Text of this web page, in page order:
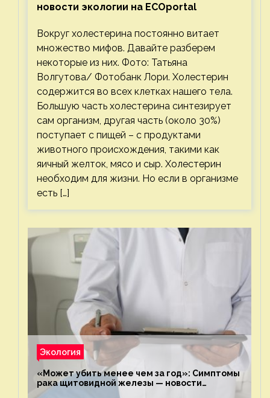
новости экологии на ECOportal
Вокруг холестерина постоянно витает
множество мифов. Давайте разберем
некоторые из них. Фото: Татьяна
Волгутова/ Фотобанк Лори. Холестерин
содержится во всех клетках нашего тела.
Большую часть холестерина синтезирует
сам организм, другая часть (около 30%)
поступает с пищей – с продуктами
животного происхождения, такими как
яичный желток, мясо и сыр. Холестерин
необходим для жизни. Но если в организме
есть […]
Экология
«Может убить менее чем за год»: Симптомы
рака щитовидной железы — новости
экологии на ECOportal